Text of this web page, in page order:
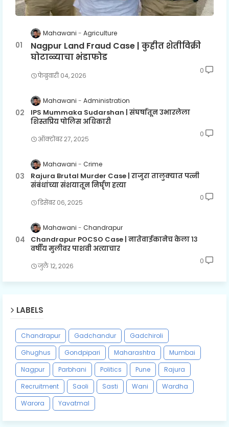
Mahawani Agriculture
Nagpur Land Fraud Case | कुहीत शेतीविक्री
घोटाळ्याचा भंडाफोड
फेब्रुवारी ०४, २०२६
0
Mahawani Administration
IPS Mummaka Sudarshan | संघर्षातून उभारलेला
शिस्तप्रिय पोलिस अधिकारी
ऑक्टोबर २७, २०२५
0
Mahawani Crime
Rajura Brutal Murder Case | राजुरा तालुक्यात पत्नी
संबंधांच्या संशयातून निर्घृण हत्या
डिसेंबर ०६, २०२५
0
Mahawani Chandrapur
Chandrapur POCSO Case | नातेवाईकानेच केला १३
वर्षीय मुलीवर पाशवी अत्याचार
जुलै १२, २०२६
0
LABELS
Chandrapur Gadchandur
Gadchiroli
Ghughus
Gondpipari Maharashtra
Mumbai
Nagpur
Parbhani Politics Pune
Rajura
Recruitment
Saoli Sasti Wani
Wardha
Warora
Yavatmal